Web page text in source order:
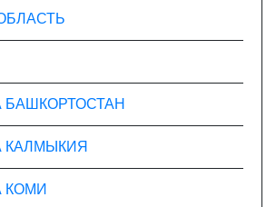
БАШКОРТОСТАН
КАЛМЫКИЯ
КОМИ